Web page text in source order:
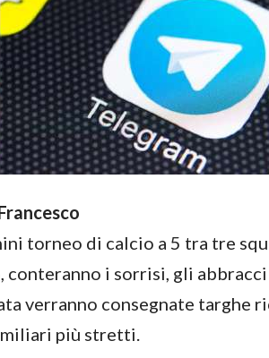
torneo di calcio a 5 tra tre
conteranno i sorrisi, gli abbracci
verranno consegnate targhe
più stretti.